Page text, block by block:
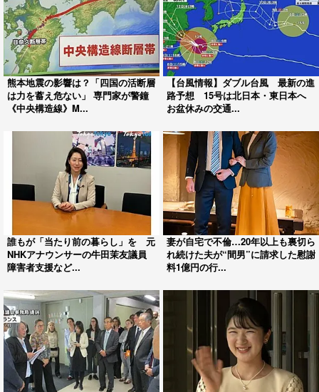
熊本地震の影響は？「四国の活断層
は力を蓄え危ない」 専門家が警鐘
《中央構造線》M...
【台風情報】ダブル台風 最新の進
路予想 15号は北日本・東日本へ
お盆休みの交通...
誰もが「当たり前の暮らし」を 元
NHKアナウンサーの牛田茉友議員
障害者支援など...
妻が自宅で不倫…20年以上も裏切ら
れ続けた夫が“間男”に請求した慰謝
料1億円の行...